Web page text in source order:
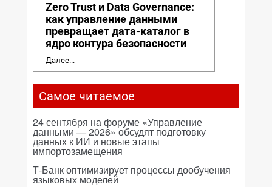
Zero Trust и Data Governance:
как управление данными
превращает дата-каталог в
ядро контура безопасности
Далее...
Самое читаемое
24 сентября на форуме «Управление
данными — 2026» обсудят подготовку
данных к ИИ и новые этапы
импортозамещения
Т-Банк оптимизирует процессы дообучения
языковых моделей